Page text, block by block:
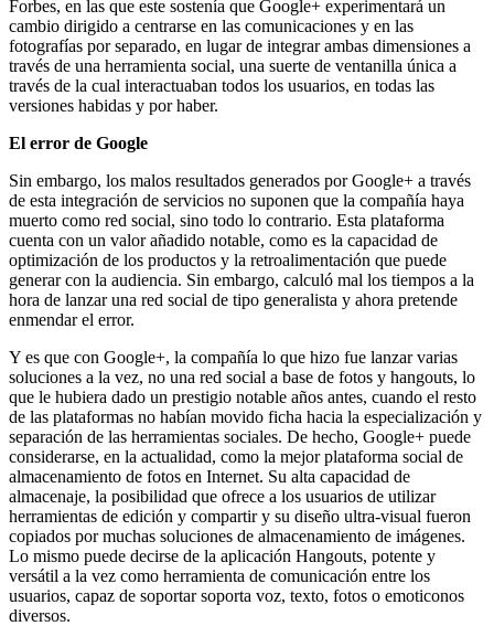
Forbes, en las que este sostenía que Google+ experimentará un
cambio dirigido a centrarse en las comunicaciones y en las
fotografías por separado, en lugar de integrar ambas dimensiones a
través de una herramienta social, una suerte de ventanilla única a
través de la cual interactuaban todos los usuarios, en todas las
versiones habidas y por haber.
El error de Google
Sin embargo, los malos resultados generados por Google+ a través
de esta integración de servicios no suponen que la compañía haya
muerto como red social, sino todo lo contrario. Esta plataforma
cuenta con un valor añadido notable, como es la capacidad de
optimización de los productos y la retroalimentación que puede
generar con la audiencia. Sin embargo, calculó mal los tiempos a la
hora de lanzar una red social de tipo generalista y ahora pretende
enmendar el error.
Y es que con Google+, la compañía lo que hizo fue lanzar varias
soluciones a la vez, no una red social a base de fotos y hangouts, lo
que le hubiera dado un prestigio notable años antes, cuando el resto
de las plataformas no habían movido ficha hacia la especialización y
separación de las herramientas sociales. De hecho, Google+ puede
considerarse, en la actualidad, como la mejor plataforma social de
almacenamiento de fotos en Internet. Su alta capacidad de
almacenaje, la posibilidad que ofrece a los usuarios de utilizar
herramientas de edición y compartir y su diseño ultra-visual fueron
copiados por muchas soluciones de almacenamiento de imágenes.
Lo mismo puede decirse de la aplicación Hangouts, potente y
versátil a la vez como herramienta de comunicación entre los
usuarios, capaz de soportar soporta voz, texto, fotos o emoticonos
diversos.